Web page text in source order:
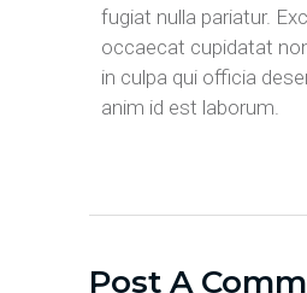
fugiat nulla pariatur.
occaecat cupidatat
in culpa qui officia
anim id est laborum.
Post A